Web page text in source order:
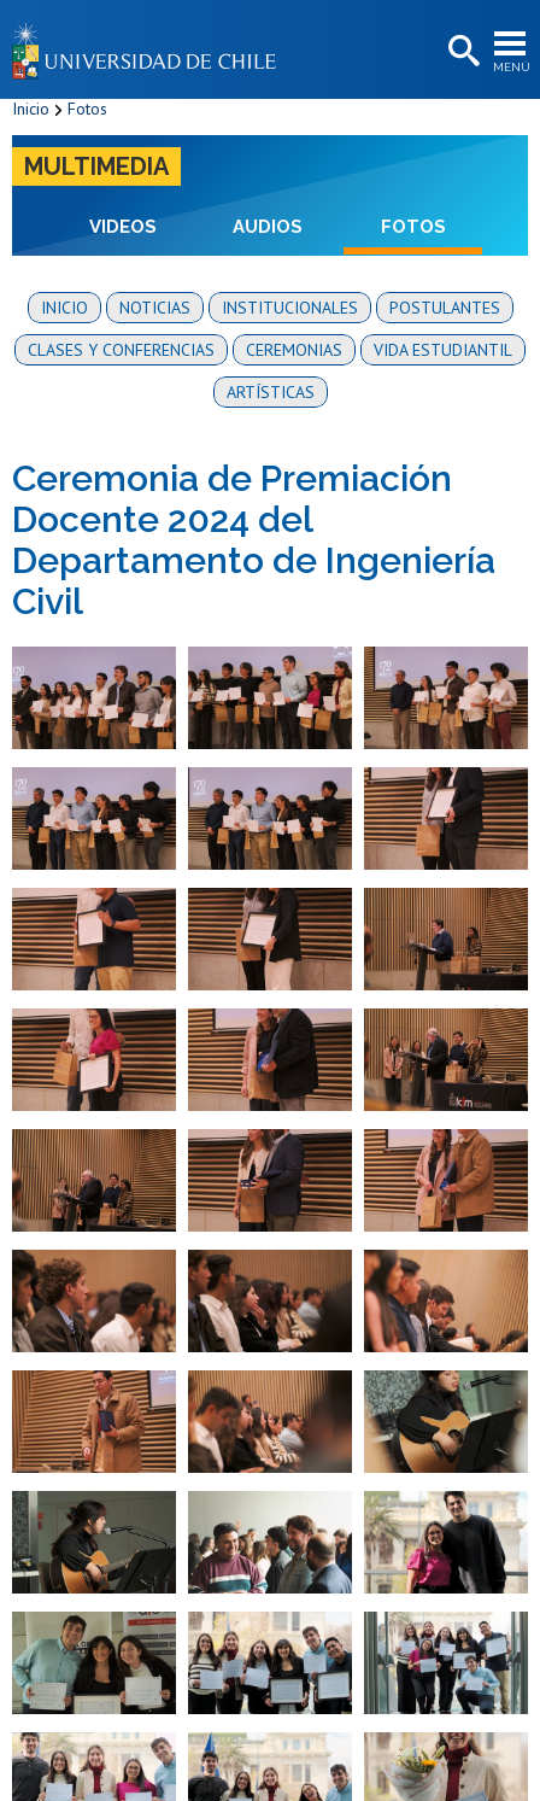
MENÚ
BIBLIOTECAS
Estudiantes
Funcionarias/os
Egresadas/os
Inicio Fotos
MULTIMEDIA
VIDEOS AUDIOS FOTOS
INICIO NOTICIAS INSTITUCIONALES
POSTULANTES
CLASES Y CONFERENCIAS
CEREMONIAS
VIDA ESTUDIANTIL
ARTÍSTICAS
Ceremonia de Premiación
Docente 2024 del
Departamento de Ingeniería
Civil
Zoom Zoom
Zoom Zoom Zoom
Zoom Zoom Zoom
Zoom Zoom
Zoom Zoom Zoom
Zoom Zoom Zoom
Zoom Zoom Zoom
Zoom Zoom
Zoom Zoom
Zoom Zoom Zoom